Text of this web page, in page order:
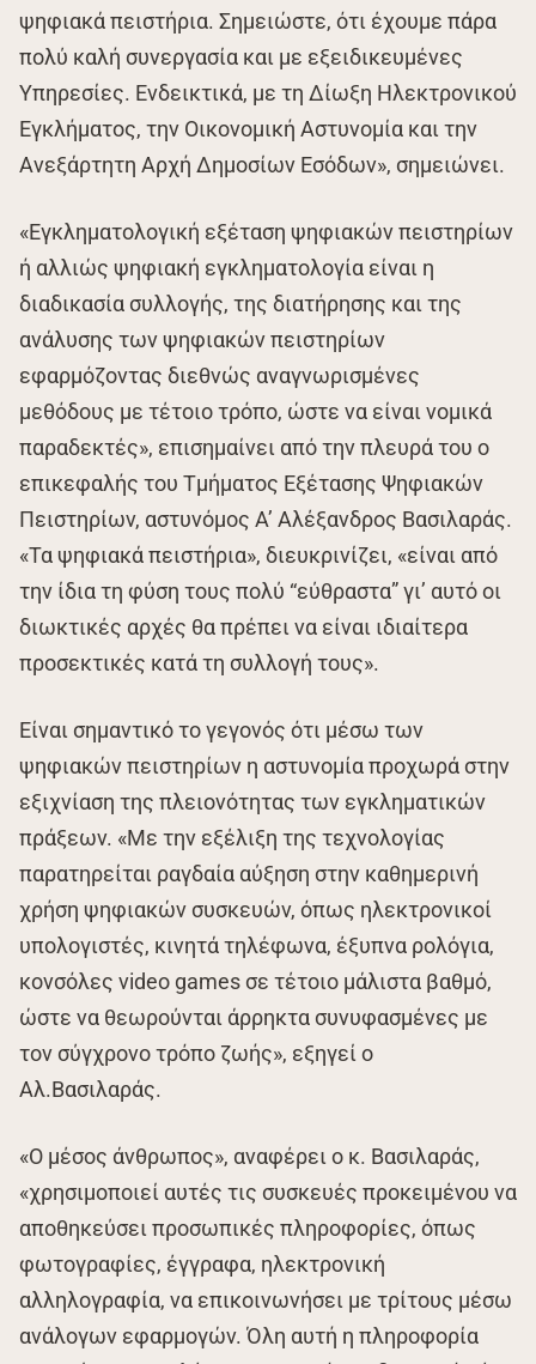
ψηφιακά πειστήρια. Σημειώστε, ότι έχουμε πάρα
πολύ καλή συνεργασία και με εξειδικευμένες
Υπηρεσίες. Ενδεικτικά, με τη Δίωξη Ηλεκτρονικού
Εγκλήματος, την Οικονομική Αστυνομία και την
Ανεξάρτητη Αρχή Δημοσίων Εσόδων», σημειώνει.
«Εγκληματολογική εξέταση ψηφιακών πειστηρίων
ή αλλιώς ψηφιακή εγκληματολογία είναι η
διαδικασία συλλογής, της διατήρησης και της
ανάλυσης των ψηφιακών πειστηρίων
εφαρμόζοντας διεθνώς αναγνωρισμένες
μεθόδους με τέτοιο τρόπο, ώστε να είναι νομικά
παραδεκτές», επισημαίνει από την πλευρά του ο
επικεφαλής του Τμήματος Εξέτασης Ψηφιακών
Πειστηρίων, αστυνόμος Α’ Αλέξανδρος Βασιλαράς.
«Τα ψηφιακά πειστήρια», διευκρινίζει, «είναι από
την ίδια τη φύση τους πολύ “εύθραστα” γι’ αυτό οι
διωκτικές αρχές θα πρέπει να είναι ιδιαίτερα
προσεκτικές κατά τη συλλογή τους».
Είναι σημαντικό το γεγονός ότι μέσω των
ψηφιακών πειστηρίων η αστυνομία προχωρά στην
εξιχνίαση της πλειονότητας των εγκληματικών
πράξεων. «Με την εξέλιξη της τεχνολογίας
παρατηρείται ραγδαία αύξηση στην καθημερινή
χρήση ψηφιακών συσκευών, όπως ηλεκτρονικοί
υπολογιστές, κινητά τηλέφωνα, έξυπνα ρολόγια,
κονσόλες video games σε τέτοιο μάλιστα βαθμό,
ώστε να θεωρούνται άρρηκτα συνυφασμένες με
τον σύγχρονο τρόπο ζωής», εξηγεί ο
Αλ.Βασιλαράς.
«Ο μέσος άνθρωπος», αναφέρει ο κ. Βασιλαράς,
«χρησιμοποιεί αυτές τις συσκευές προκειμένου να
αποθηκεύσει προσωπικές πληροφορίες, όπως
φωτογραφίες, έγγραφα, ηλεκτρονική
αλληλογραφία, να επικοινωνήσει με τρίτους μέσω
ανάλογων εφαρμογών. Όλη αυτή η πληροφορία